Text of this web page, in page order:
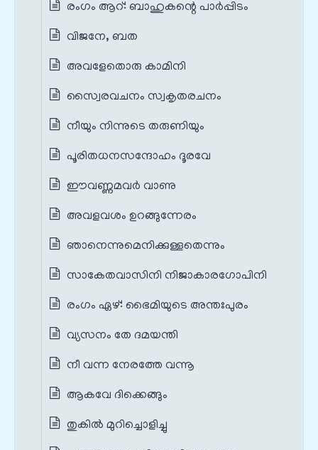
രംഗം ആറ്‌: ബാഹുകന്റെ പാർപ്പിടം
വിജനേ, ബത
അവളേതൊരു കാമിനി
സ്വൈരവചനം സ്വകൃതരചനം
നീയും നിന്നുടെ തരുണിയും
പൂരിതധനസന്ദോഹം ദൂരവേ
ഈവണ്ണമവർ വാണു
അവളവശം ഉറങ്ങുന്നേരം
ഞാനെന്നുമെനിക്കുള്ളതെന്നും
സാകേതവാസിനി നിജാകാരഗോപിനി
രംഗം ഏഴ്‌: ഭൈമിയുടെ അന്തഃപുരം
വ്യസനം തേ ദമയന്തി
നീ വന്ന നേരത്തേ വന്നൂ
ആകവേ ദിക്കെങ്ങും
തുകിൽ മുറിച്ചൊളിച്ചു